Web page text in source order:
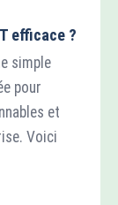
efficace ?
simple
pour
et
Voici